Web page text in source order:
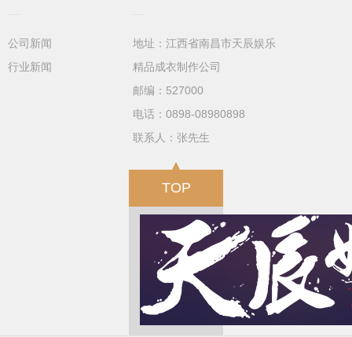
公司新闻
行业新闻
地址：江西省南昌市天辰娱乐
精品成衣制作公司
邮编：527000
电话：0898-08980898
联系人：张先生
TOP